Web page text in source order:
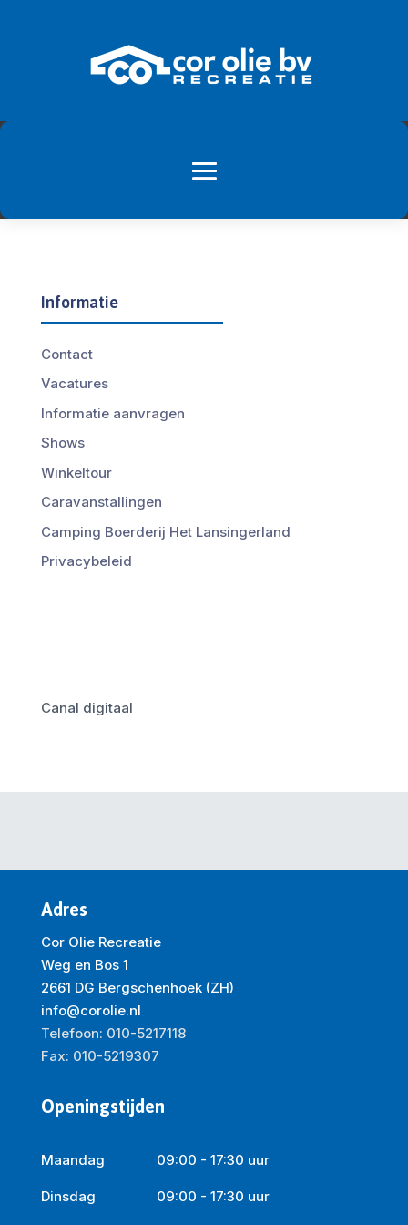
Informatie
Contact
Vacatures
Informatie aanvragen
Shows
Winkeltour
Caravanstallingen
Camping Boerderij Het Lansingerland
Privacybeleid
Canal digitaal
Adres
Cor Olie Recreatie
Weg en Bos 1
2661 DG Bergschenhoek (ZH)
info@corolie.nl
Telefoon: 010-5217118
Fax: 010-5219307
Openingstijden
Maandag 09:00 - 17:30 uur
Dinsdag 09:00 - 17:30 uur